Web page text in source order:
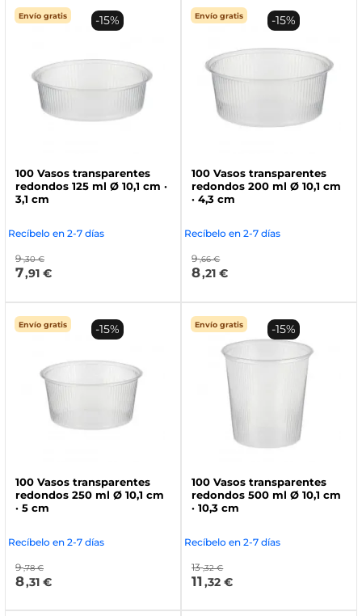
Envío gratis
100 Vasos transparentes
redondos 125 ml Ø 10,1 cm ·
3,1 cm
Recíbelo en 2-7 días
9 ,30 €
7,91 €
-15% Envío gratis
100 Vasos transparentes
redondos 200 ml Ø 10,1 cm
· 4,3 cm
Recíbelo en 2-7 días
9 ,66 €
8,21 €
-15%
Envío gratis
100 Vasos transparentes
redondos 250 ml Ø 10,1 cm
· 5 cm
Recíbelo en 2-7 días
9 ,78 €
8,31 €
-15% Envío gratis
100 Vasos transparentes
redondos 500 ml Ø 10,1 cm
· 10,3 cm
Recíbelo en 2-7 días
13 ,32 €
11,32 €
-15%